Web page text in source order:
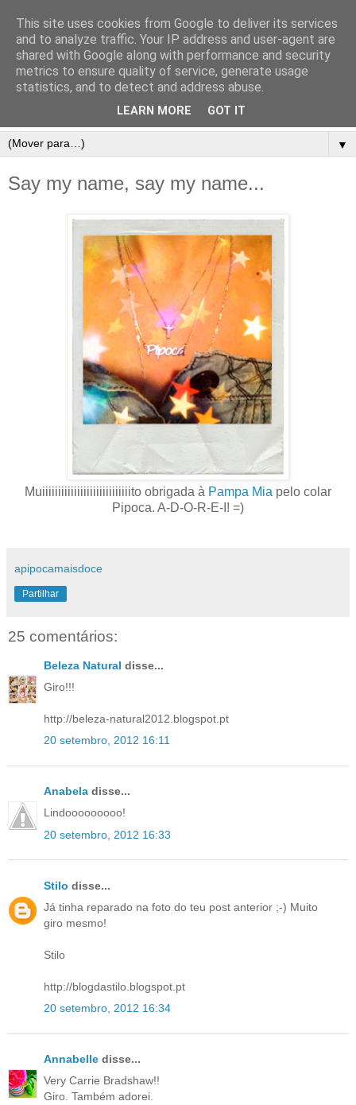
▼
Say my name, say my name...
Muiiiiiiiiiiiiiiiiiiiiiiiiiiiito obrigada à Pampa Mia pelo colar
Pipoca. A-D-O-R-E-I! =)
apipocamaisdoce
Partilhar
25 comentários:
Beleza Natural disse...
Giro!!!
http://beleza-natural2012.blogspot.pt
20 setembro, 2012 16:11
Anabela disse...
Lindooooooooo!
20 setembro, 2012 16:33
Stilo disse...
Já tinha reparado na foto do teu post anterior ;-) Muito
giro mesmo!
Stilo
http://blogdastilo.blogspot.pt
20 setembro, 2012 16:34
Annabelle disse...
Very Carrie Bradshaw!!
Giro. Também adorei.
This site uses cookies from Google to deliver its services
and to analyze traffic. Your IP address and user-agent are
shared with Google along with performance and security
metrics to ensure quality of service, generate usage
statistics, and to detect and address abuse.
LEARN MORE GOT IT